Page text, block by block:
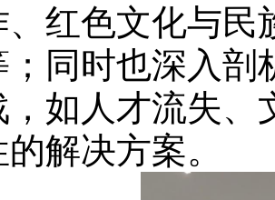
、红色文化与
；同时也深入
，如人才流失
解决方案。